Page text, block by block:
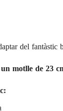
del fantàstic
motlle de 23